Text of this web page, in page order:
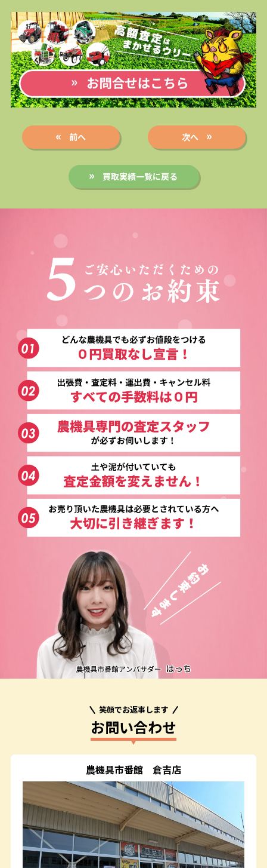
前へ 次へ
買取実績一覧に戻る
笑顔でお返事します
お問い合わせ
農機具市番館 倉吉店